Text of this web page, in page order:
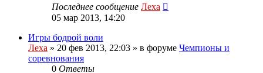
Последнее сообщение Леха
05 мар 2013, 14:20
Игры бодрой воли
Леха » 20 фев 2013, 22:03 » в форуме Чемпионы и
соревнования
0 Ответы